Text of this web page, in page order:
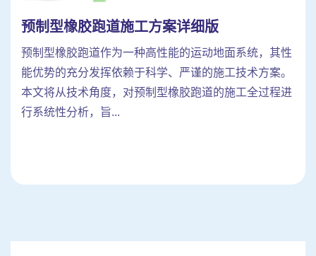
预制型橡胶跑道施工方案详细版
预制型橡胶跑道作为一种高性能的运动地面系统，其性
能优势的充分发挥依赖于科学、严谨的施工技术方案。
本文将从技术角度，对预制型橡胶跑道的施工全过程进
行系统性分析，旨...